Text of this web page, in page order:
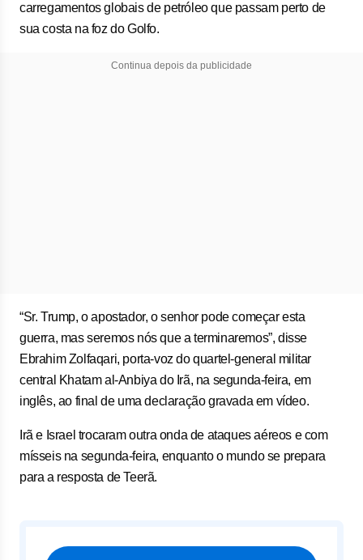
carregamentos globais de petróleo que passam perto de
sua costa na foz do Golfo.
Continua depois da publicidade
“Sr. Trump, o apostador, o senhor pode começar esta
guerra, mas seremos nós que a terminaremos”, disse
Ebrahim Zolfaqari, porta-voz do quartel-general militar
central Khatam al-Anbiya do Irã, na segunda-feira, em
inglês, ao final de uma declaração gravada em vídeo.
Irã e Israel trocaram outra onda de ataques aéreos e com
mísseis na segunda-feira, enquanto o mundo se prepara
para a resposta de Teerã.